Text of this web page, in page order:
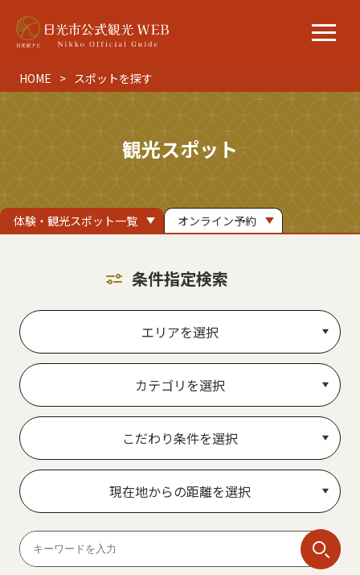
HOME スポットを探す
観光スポット
体験・観光スポット一覧 オンライン予約
条件指定検索
エリアを選択
カテゴリを選択
こだわり条件を選択
現在地からの距離を選択